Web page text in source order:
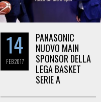
14
FEB2017
PANASONIC
NUOVO MAIN
SPONSOR DELLA
LEGA BASKET
SERIE A